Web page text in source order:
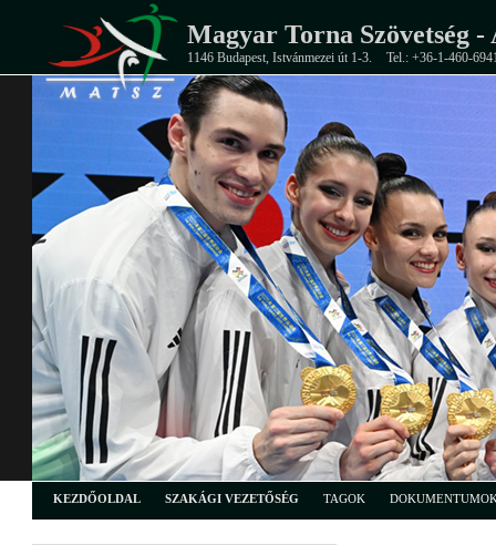
Magyar Torna Szövetség -
1146 Budapest, Istvánmezei út 1-3. Tel.: +36-1-460-
KEZDŐOLDAL SZAKÁGI VEZETŐSÉG TAGOK